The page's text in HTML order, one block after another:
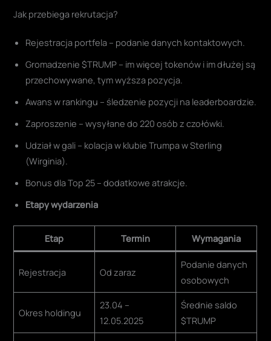
Jak przebiega rekrutacja?
Rejestracja portfela – podanie danych kontaktowych.
Gromadzenie $TRUMP – im więcej tokenów i im dłużej są
przechowywane, tym wyższa pozycja.
Awans w rankingu – śledzenie pozycji na leaderboardzie.
Zaproszenie – wysyłane do 220 osób z czołówki.
Udział w gali – kolacja w klubie Trumpa w Sterling
(Wirginia).
Bonus dla Top 25 – dodatkowe atrakcje.
Etapy wydarzenia
Etap Termin Wymagania
Rejestracja Od zaraz
Podanie danych
osobowych
Okres holdingu
23.04 –
12.05.2025
Średnie saldo
$TRUMP